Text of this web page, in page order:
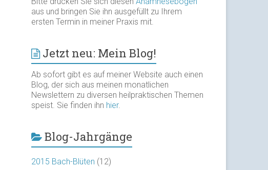
aus und bringen Sie ihn ausgefüllt zu Ihrem
ersten Termin in meiner Praxis mit.
Jetzt neu: Mein Blog!
Ab sofort gibt es auf meiner Website auch einen
Blog, der sich aus meinen monatlichen
Newslettern zu diversen heilpraktischen Themen
speist. Sie finden ihn hier.
Blog-Jahrgänge
2015 Bach-Blüten (12)